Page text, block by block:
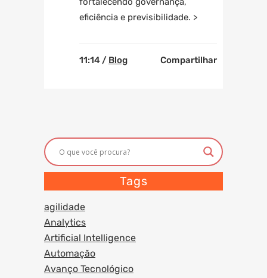
eficiência e previsibilidade. >
11:14 / Blog Compartilhar
Tags
agilidade
Analytics
Artificial Intelligence
Automação
Avanço Tecnológico